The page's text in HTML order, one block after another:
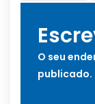
O seu
publicado.